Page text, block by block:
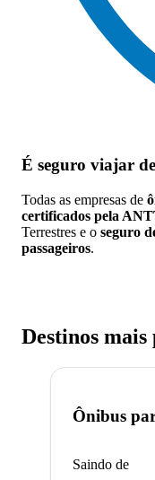
É seguro viajar
Todas as empresas de
certificados pela
Terrestres e o seguro
passageiros.
Destinos
Ônibus
Saindo de